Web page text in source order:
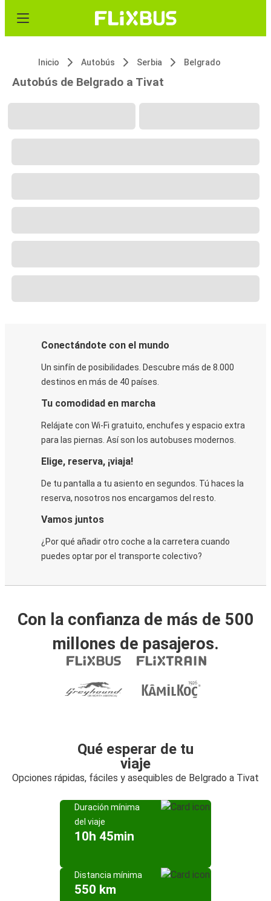
Inicio Autobús Serbia Belgrado
Autobús de Belgrado a Tivat
Conectándote con el mundo
Un sinfín de posibilidades. Descubre más de 8.000
destinos en más de 40 países.
Tu comodidad en marcha
Relájate con Wi-Fi gratuito, enchufes y espacio extra
para las piernas. Así son los autobuses modernos.
Elige, reserva, ¡viaja!
De tu pantalla a tu asiento en segundos. Tú haces la
reserva, nosotros nos encargamos del resto.
Vamos juntos
¿Por qué añadir otro coche a la carretera cuando
puedes optar por el transporte colectivo?
Con la confianza de más de 500
millones de pasajeros.
Qué esperar de tu
viaje
Opciones rápidas, fáciles y asequibles de Belgrado a Tivat
Duración mínima
del viaje
10h 45min
Distancia mínima
550 km